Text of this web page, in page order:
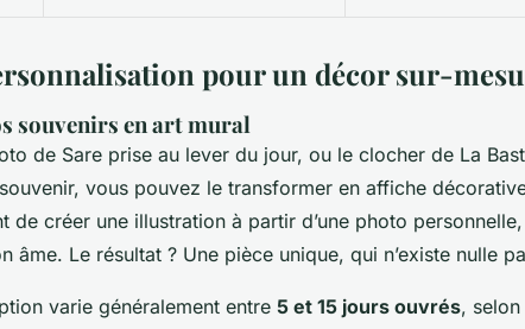
pour un décor sur-
souvenirs en art mural
de Sare prise au lever du jour, ou le clocher de La
vous pouvez le transformer en affiche
de créer une illustration à partir d’une photo
âme. Le résultat ? Une pièce unique, qui n’existe nulle
varie généralement entre 5 et 15 jours ouvrés,